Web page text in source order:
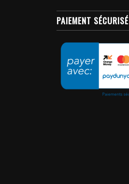
PAIEMENT SÉCURISÉ